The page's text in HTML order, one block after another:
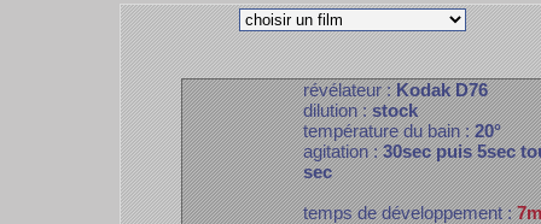
révélateur :Kodak D76
dilution :stock
température du bain :20°
agitation :30sec puis 5sec
sec
temps de développement :